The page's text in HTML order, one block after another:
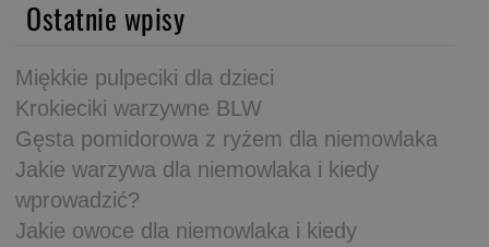
Ostatnie wpisy
Miękkie pulpeciki dla dzieci
Krokieciki warzywne BLW
Gęsta pomidorowa z ryżem dla niemowlaka
Jakie warzywa dla niemowlaka i kiedy
wprowadzić?
Jakie owoce dla niemowlaka i kiedy